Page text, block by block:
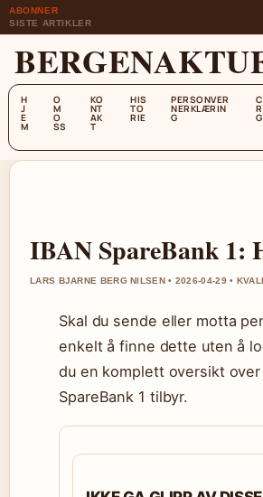
ABONNER
SISTE ARTIKLER
H
J
E
M
O
M
O
SS
KO
NT
AK
T
HIS
TO
RIE
PERSONVER
NERKLÆRIN
G G
IBAN SpareBank 1:
LARS BJARNE BERG NILSEN • 2026-04-29 •
Skal du sende eller motta
enkelt å finne dette uten å
du en komplett oversikt
SpareBank 1 tilbyr.